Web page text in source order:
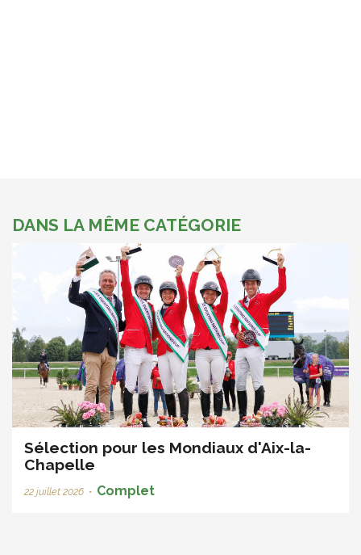
DANS LA MÊME CATÉGORIE
Sélection pour les Mondiaux d'Aix-la-
Chapelle
22 juillet 2026 • Complet